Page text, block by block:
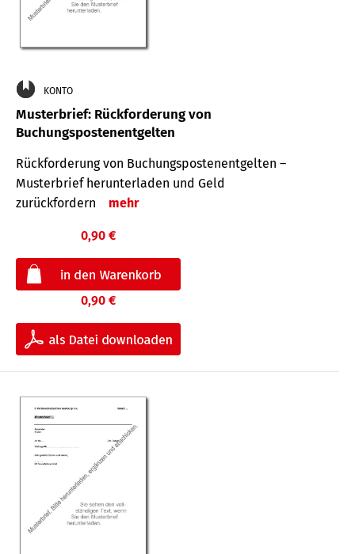
KONTO
Musterbrief: Rückforderung von
Buchungspostenentgelten
Rückforderung von Buchungspostenentgelten –
Musterbrief herunterladen und Geld
zurückfordern
mehr
0,90 €
0,90 €